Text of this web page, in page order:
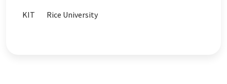
KIT Rice University